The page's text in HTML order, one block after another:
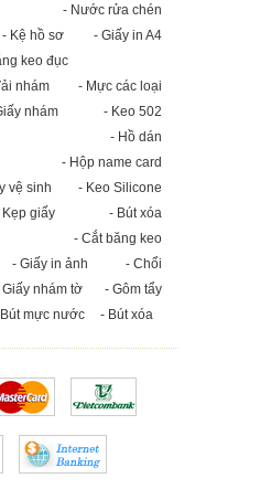
- Nước rửa chén
- Kệ hồ sơ
- Giấy in A4
keo đục
nhám
- Mực các loại
nhám
- Keo 502
- Hồ dán
- Hộp name card
vệ sinh
- Keo Silicone
Kẹp giấy
- Bút xóa
- Cắt băng keo
- Giấy in ảnh
- Chổi
Giấy nhám tờ
- Gôm tẩy
mực nước - Bút xóa